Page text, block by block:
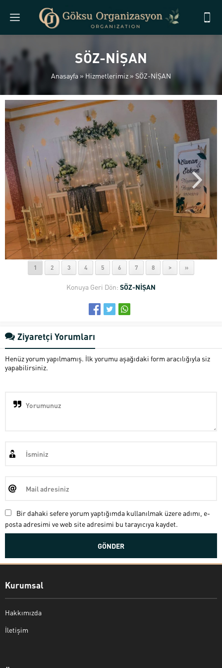
SÖZ-NİŞAN
Anasayfa »Hizmetlerimiz » SÖZ-NİŞAN
1 2 3 4 5 6 7 8 > »
Konuya Geri Dön: SÖZ-NİŞAN
Ziyaretçi Yorumları
Henüz yorum yapılmamış. İlk yorumu aşağıdaki form aracılığıyla siz
yapabilirsiniz.
Bir dahaki sefere yorum yaptığımda kullanılmak üzere adımı, e-
posta adresimi ve web site adresimi bu tarayıcıya kaydet.
Kurumsal
Hakkımızda
İletişim